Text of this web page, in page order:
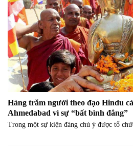
Hàng trăm người theo đạo Hindu
Ahmedabad vì sự “bất bình đẳng”
Trong một sự kiện đáng chú ý được tổ